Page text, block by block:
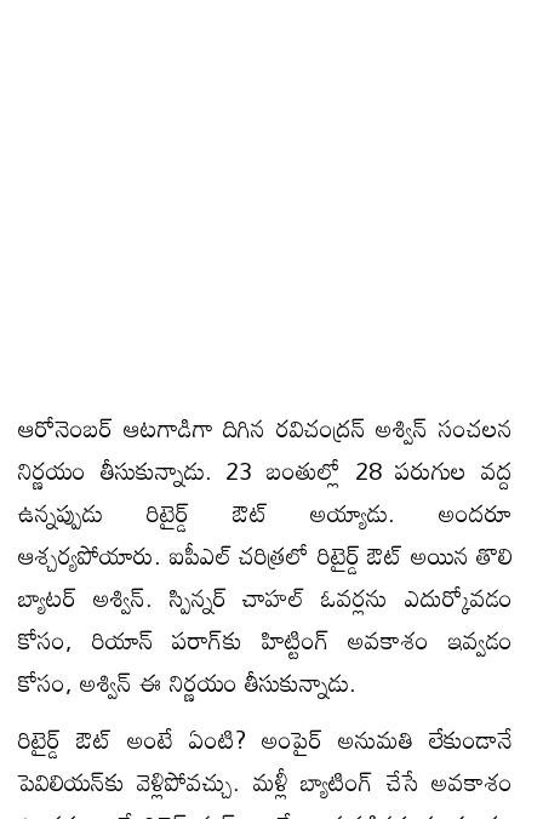
ఆరోనెంబ‌ర్ ఆట‌గాడిగా దిగిన రవిచంద్రన్‌ అశ్విన్‌ సంచలన
నిర్ణయం తీసుకున్నాడు. 23 బంతుల్లో 28 పరుగుల వద్ద
ఉన్నప్పుడు రిటైర్డ్‌ ఔట్‌ అయ్యాడు. అంద‌రూ
ఆశ్చ‌ర్య‌పోయారు. ఐపీఎల్‌ చరిత్రలో రిటైర్డ్‌ ఔట్‌ అయిన తొలి
బ్యాటర్ అశ్విన్. స్పిన్న‌ర్ చాహ‌ల్ ఓవ‌ర్ల‌ను ఎదుర్కోవ‌డం
కోసం, రియాన్‌ పరాగ్‌కు హిట్టింగ్ అవకాశం ఇవ్వడం
కోసం, అశ్విన్‌ ఈ నిర్ణయం తీసుకున్నాడు.
రిటైర్డ్‌ ఔట్‌ అంటే ఏంటి? అంపైర్‌ అనుమతి లేకుండానే
పెవిలియన్‌కు వెళ్లిపోవచ్చు. మ‌ళ్లీ బ్యాటింగ్‌ చేసే అవకాశం